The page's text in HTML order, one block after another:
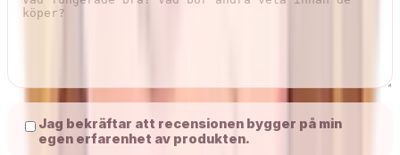
Jag bekräftar att recensionen bygger på min
egen erfarenhet av produkten.